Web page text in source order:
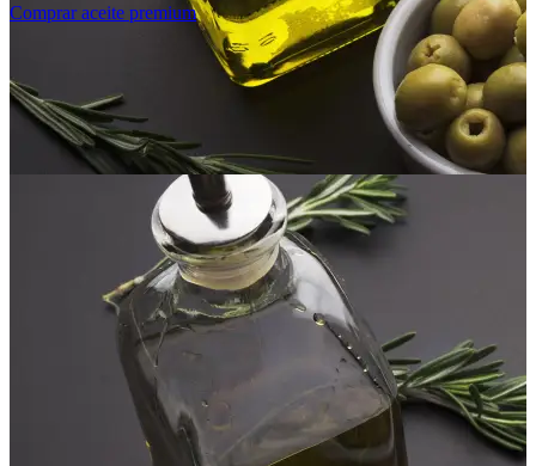
Comprar aceite premium